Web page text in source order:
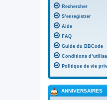
Rechercher
S’enregistrer
Aide
FAQ
Guide du BBCode
Conditions
Politique de vie
ANNIVERSAIRES